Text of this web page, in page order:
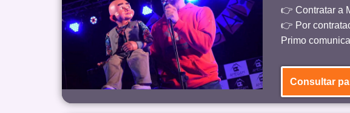
👉 Contratar a
👉 Por
Primo
Consultar